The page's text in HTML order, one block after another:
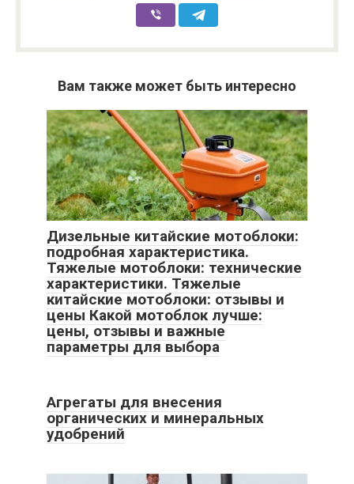
Вам также может быть интересно
Дизельные китайские мотоблоки:
подробная характеристика.
Тяжелые мотоблоки: технические
характеристики. Тяжелые
китайские мотоблоки: отзывы и
цены Какой мотоблок лучше:
цены, отзывы и важные
параметры для выбора
Агрегаты для внесения
органических и минеральных
удобрений